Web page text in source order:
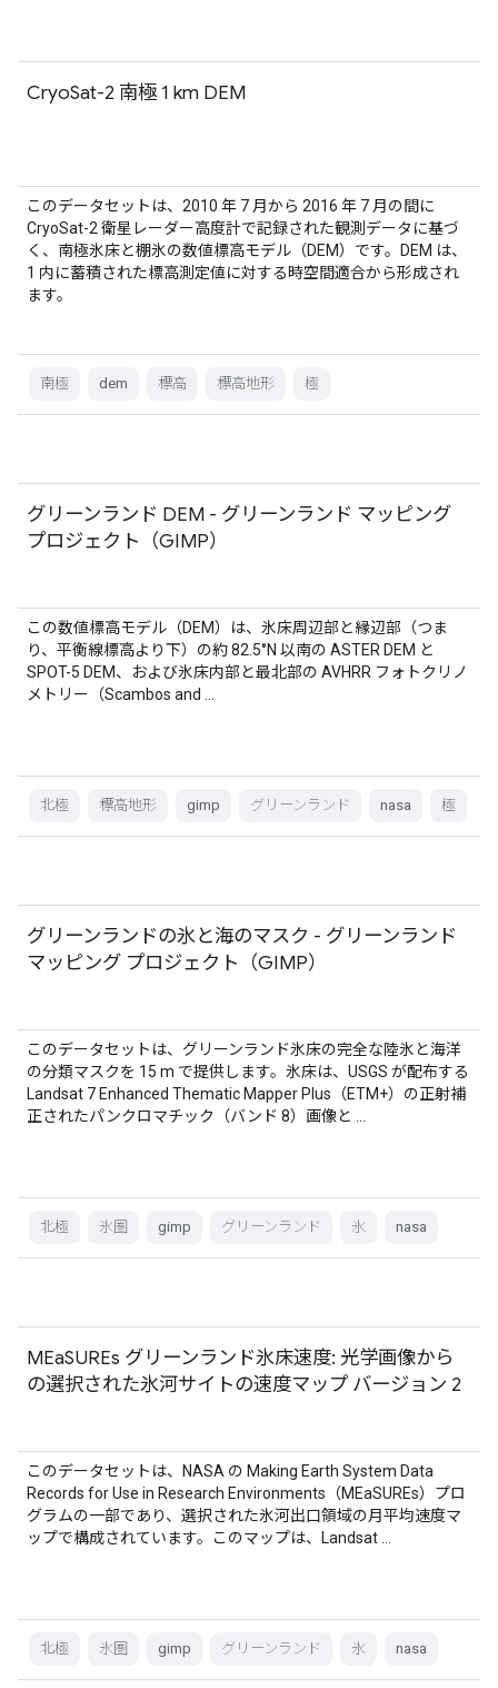
CryoSat-2 南極 1 km DEM
このデータセットは、2010 年 7 月から 2016 年 7 月の間に
CryoSat-2 衛星レーダー高度計で記録された観測データに基づ
く、南極氷床と棚氷の数値標高モデル（DEM）です。DEM は、
1 内に蓄積された標高測定値に対する時空間適合から形成され
ます。
南極 dem 標高 標高地形 極
グリーンランド DEM - グリーンランド マッピング
プロジェクト（GIMP）
この数値標高モデル（DEM）は、氷床周辺部と縁辺部（つま
り、平衡線標高より下）の約 82.5°N 以南の ASTER DEM と
SPOT-5 DEM、および氷床内部と最北部の AVHRR フォトクリノ
メトリー（Scambos and …
北極 標高地形 gimp グリーンランド nasa 極
グリーンランドの氷と海のマスク - グリーンランド
マッピング プロジェクト（GIMP）
このデータセットは、グリーンランド氷床の完全な陸氷と海洋
の分類マスクを 15 m で提供します。氷床は、USGS が配布する
Landsat 7 Enhanced Thematic Mapper Plus（ETM+）の正射補
正されたパンクロマチック（バンド 8）画像と …
北極 氷圏 gimp グリーンランド 氷 nasa
MEaSUREs グリーンランド氷床速度: 光学画像から
の選択された氷河サイトの速度マップ バージョン 2
このデータセットは、NASA の Making Earth System Data
Records for Use in Research Environments（MEaSUREs）プロ
グラムの一部であり、選択された氷河出口領域の月平均速度マ
ップで構成されています。このマップは、Landsat …
北極 氷圏 gimp グリーンランド 氷 nasa